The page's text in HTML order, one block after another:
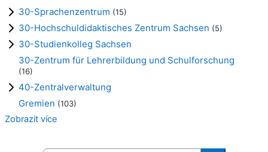
30-Sprachenzentrum (15)
30-Hochschuldidaktisches Zentrum Sachsen (5)
30-Studienkolleg Sachsen
30-Zentrum für Lehrerbildung und Schulforschung
(16)
40-Zentralverwaltung
Gremien (103)
Zobrazit více